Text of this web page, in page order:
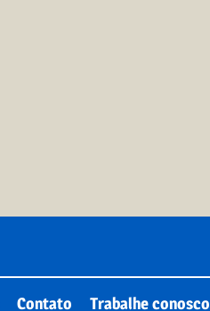
Contato Trabalhe conosco